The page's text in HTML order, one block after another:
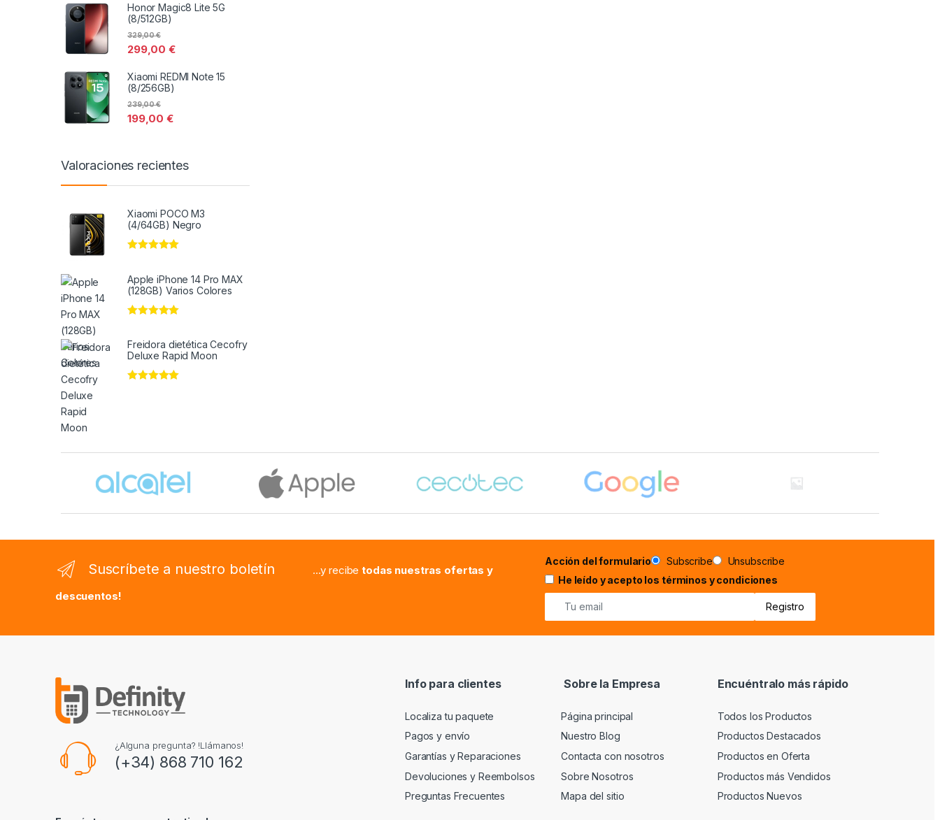
Honor Magic8 Lite 5G
(8/512GB)
299,00€
329,00€
Xiaomi REDMI Note 15
(8/256GB)
199,00€
239,00€
Valoraciones recientes
Xiaomi POCO M3
(4/64GB) Negro
Apple iPhone 14 Pro MAX
(128GB) Varios Colores
Freidora dietética Cecofry
Deluxe Rapid Moon
Suscríbete a nuestro boletín ...y recibetodas nuestras ofertas y
descuentos!
Acción del formulario Subscribe
Unsubscribe
He leído y acepto los términos y condiciones
¿Alguna pregunta? !Llámanos!
(+34) 868 710 162
Info para clientes
Localiza tu paquete
Pagos y envío
Garantías y Reparaciones
Devoluciones y Reembolsos
Preguntas Frecuentes
Sobre la Empresa
Página principal
Nuestro Blog
Contacta con nosotros
Sobre Nosotros
Mapa del sitio
Encuéntralo más rápido
Todos los Productos
Productos Destacados
Productos en Oferta
Productos más Vendidos
Productos Nuevos